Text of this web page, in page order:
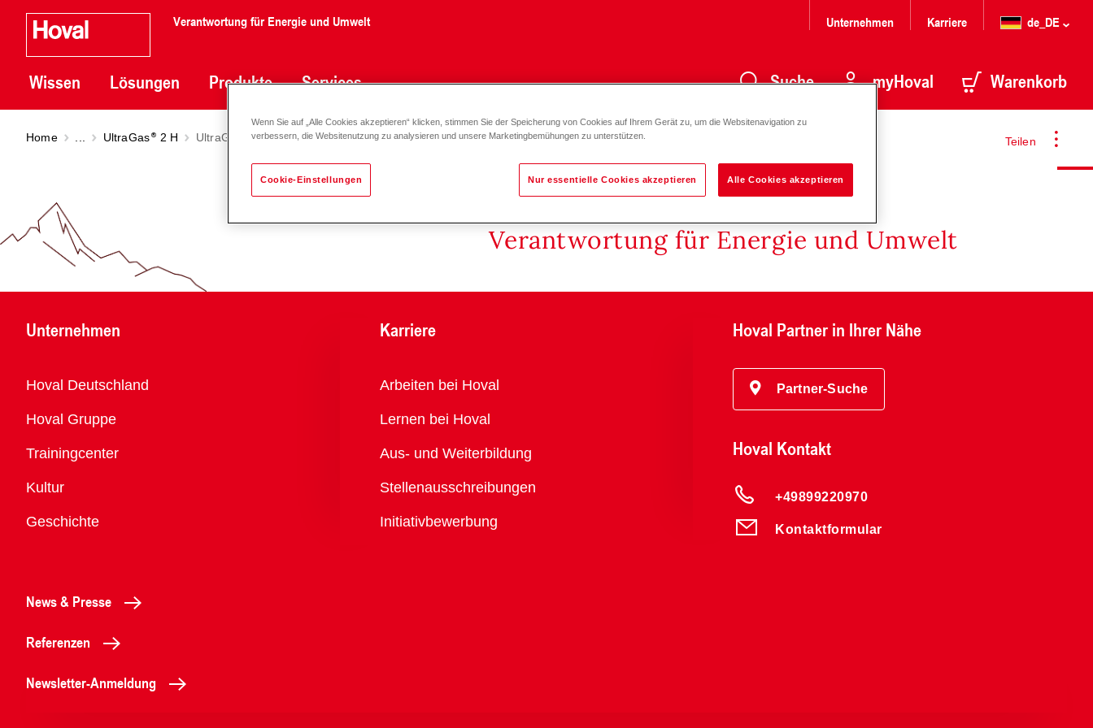
Verantwortung für Energie und Umwelt
Wissen Lösungen Produkte Services
Unternehmen Karriere de_DE
Suche myHoval Warenkorb
Teilen
Home UltraGas 2 H UltraGas 2 H (700-1550)
Verantwortung für Energie und Umwelt
Unternehmen
Übersicht
Hoval Deutschland
Hoval Gruppe
Trainingcenter
Kultur
Geschichte
Karriere
Übersicht
Arbeiten bei Hoval
Lernen bei Hoval
Aus- und Weiterbildung
Stellenausschreibungen
Initiativbewerbung
Hoval Partner in Ihrer Nähe
Partner-Suche
Hoval Kontakt
+49899220970
Kontaktformular
News & Presse
Referenzen
Newsletter-Anmeldung
Wenn Sie auf „Alle Cookies akzeptieren“ klicken, stimmen Sie der Speicherung von Cookies auf Ihrem Gerät zu, um die Websitenavigation zu
verbessern, die Websitenutzung zu analysieren und unsere Marketingbemühungen zu unterstützen.
Cookie-Einstellungen Nur essentielle Cookies akzeptieren Alle Cookies akzeptieren